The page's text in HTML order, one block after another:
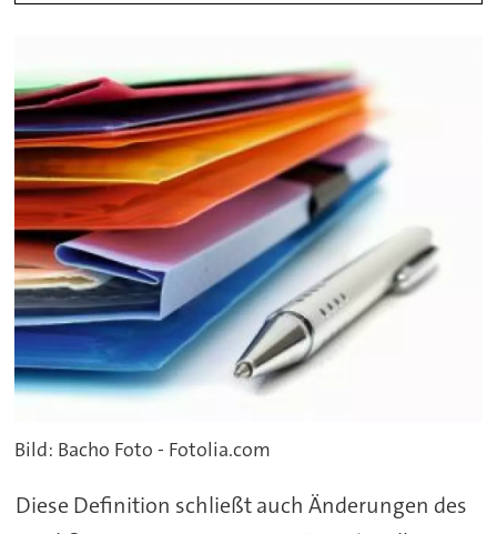
Bild: Bacho Foto - Fotolia.com
Diese Definition schließt auch Änderungen des